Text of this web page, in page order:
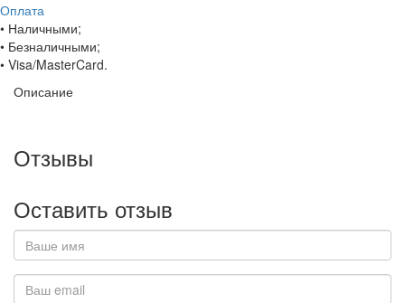
Оплата
• Наличными;
• Безналичными;
• Visa/MasterCard.
Описание
Отзывы
Оставить отзыв